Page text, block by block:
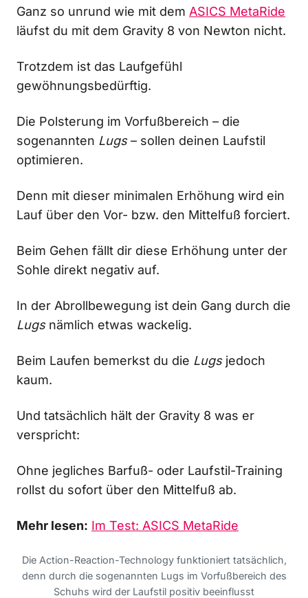
Ganz so unrund wie mit dem ASICS MetaRide
läufst du mit dem Gravity 8 von Newton nicht.
Trotzdem ist das Laufgefühl
gewöhnungsbedürftig.
Die Polsterung im Vorfußbereich – die
sogenannten Lugs– sollen deinen Laufstil
optimieren.
Denn mit dieser minimalen Erhöhung wird ein
Lauf über den Vor- bzw. den Mittelfuß forciert.
Beim Gehen fällt dir diese Erhöhung unter der
Sohle direkt negativ auf.
In der Abrollbewegung ist dein Gang durch die
Lugsnämlich etwas wackelig.
Beim Laufen bemerkst du die Lugsjedoch
kaum.
Und tatsächlich hält der Gravity 8 was er
verspricht:
Ohne jegliches Barfuß- oder Laufstil-Training
rollst du sofort über den Mittelfuß ab.
Mehr lesen: Im Test: ASICS MetaRide
Die Action-Reaction-Technology funktioniert tatsächlich,
denn durch die sogenannten Lugs im Vorfußbereich des
Schuhs wird der Laufstil positiv beeinflusst